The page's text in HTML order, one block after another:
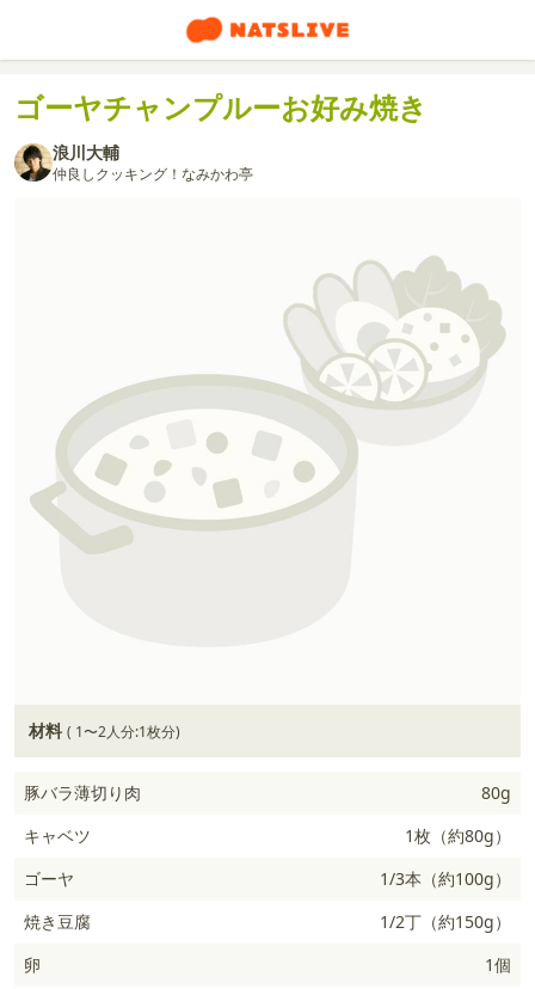
ゴーヤチャンプルーお好み焼き
浪川大輔
仲良しクッキング！なみかわ亭
材料 ( 1〜2人分:1枚分)
豚バラ薄切り肉
80g
キャベツ
1枚（約80g）
ゴーヤ
1/3本（約100g）
焼き豆腐
1/2丁（約150g）
卵
1個